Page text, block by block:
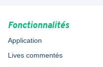
Fonctionnalités
Application
Lives commentés